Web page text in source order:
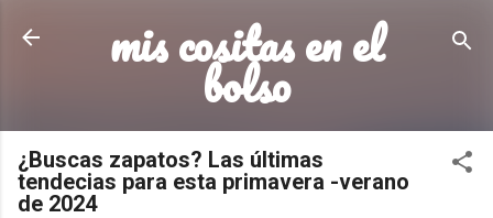
Ir al contenido principal
mis cositas en el
bolso
¿Buscas zapatos? Las últimas
tendecias para esta primavera -verano
de 2024